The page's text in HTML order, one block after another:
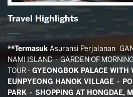
Travel Highlights
**Termasuk Asuransi Perjalanan
NAMI ISLAND - GARDEN OF
TOUR - GYEONGBOK PALACE
EUNPYEONG HANOK VILLAGE -
PARK - SHOPPING AT HONGDAE,